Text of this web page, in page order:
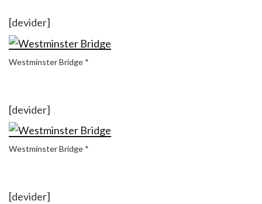
[devider]
Westminster Bridge *
[devider]
Westminster Bridge *
[devider]